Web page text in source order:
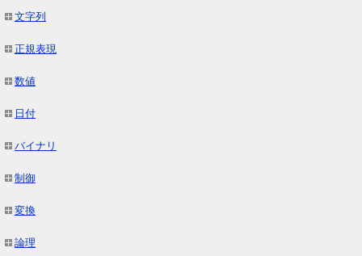
文字列
正規表現
数値
日付
バイナリ
制御
変換
論理